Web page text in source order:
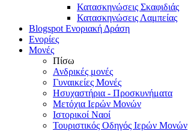
Κατασκηνώσεις Σκαφιδιάς
Κατασκηνώσεις Λαμπείας
Blogspot Ενοριακή Δράση
Ενορίες
Μονές
Πίσω
Ανδρικές μονές
Γυναικείες Μονές
Ησυχαστήρια - Προσκυνήματα
Μετόχια Ιερών Μονών
Ιστορικοί Ναοί
Τουριστικός Οδηγός Ιερών Μονών